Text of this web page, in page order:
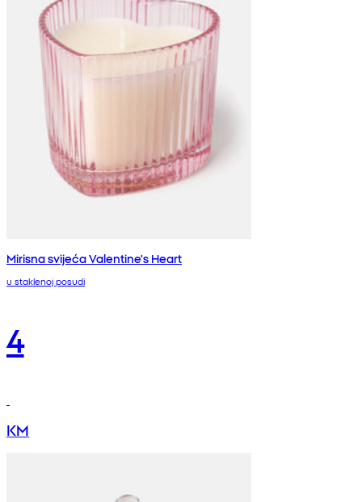
Mirisna svijeća Valentine's Heart
u staklenoj posudi
4
KM